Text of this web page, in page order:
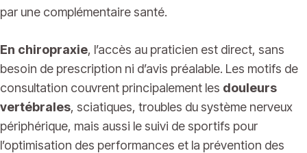
par une complémentaire santé.
En chiropraxie, l’accès au praticien est direct, sans
besoin de prescription ni d’avis préalable. Les motifs de
consultation couvrent principalement les douleurs
vertébrales, sciatiques, troubles du système nerveux
périphérique, mais aussi le suivi de sportifs pour
l’optimisation des performances et la prévention des